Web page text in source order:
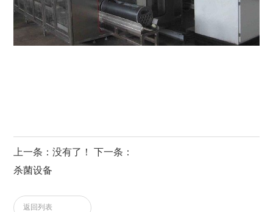
上一条：没有了！ 下一条：
杀菌设备
返回列表